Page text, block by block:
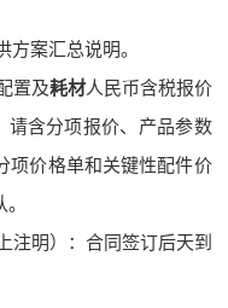
方案汇总说明。
置及耗材人民币含税报价
请含分项报价、产品参数
项价格单和关键性配件价
注明）：合同签订后天到